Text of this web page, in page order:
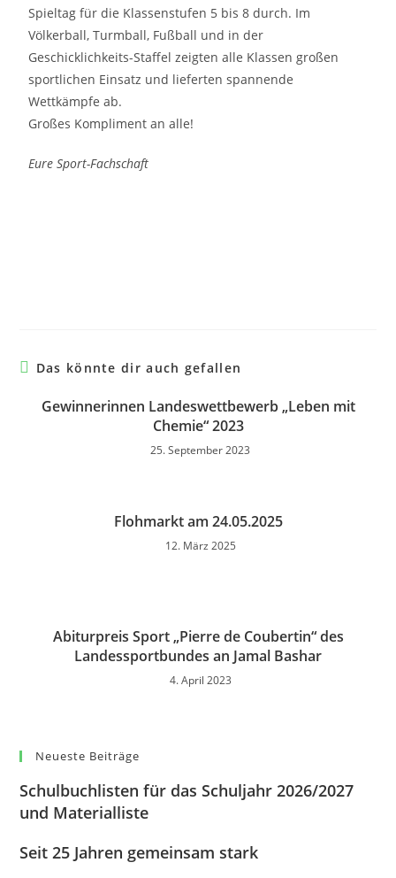
Spieltag für die Klassenstufen 5 bis 8 durch. Im
Völkerball, Turmball, Fußball und in der
Geschicklichkeits-Staffel zeigten alle Klassen großen
sportlichen Einsatz und lieferten spannende
Wettkämpfe ab.
Großes Kompliment an alle!
Eure Sport-Fachschaft
Das könnte dir auch gefallen
Gewinnerinnen Landeswettbewerb „Leben mit
Chemie“ 2023
25. September 2023
Flohmarkt am 24.05.2025
12. März 2025
Abiturpreis Sport „Pierre de Coubertin“ des
Landessportbundes an Jamal Bashar
4. April 2023
Neueste Beiträge
Schulbuchlisten für das Schuljahr 2026/2027
und Materialliste
Seit 25 Jahren gemeinsam stark